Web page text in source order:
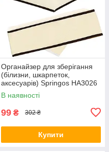
Органайзер для зберігання
(білизни, шкарпеток,
аксесуарів) Springos HA3026
В наявності
99 ₴ 302 ₴
Купити